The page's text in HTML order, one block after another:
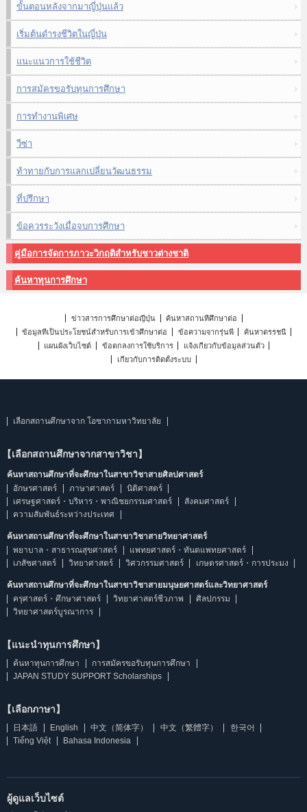
ขั้นตอนหลังจากมาญี่ปุ่นแล้ว
เริ่มต้นดำรงชีวิตในญี่ปุ่น
แนะแนวการใช้ชีวิต
การสมัครขอรับทุนการศึกษา
การทำงานพิเศษ
วีซ่า
ท้าทายกับการแลกเปลี่ยนวัฒนธรรม
ที่ปรึกษา
ข้อควรระวังเมื่อจบการศึกษา
คู่มือการจัดการภาวะวิกฤติสำหรับชาวต่างชาติ
ค้นหาทุนการศึกษา
ข่าวสารการศึกษาต่อญี่ปุ่น
ค้นหาสถานที่ศึกษาต่อ
ข้อมูลที่เป็นประโยชน์สำหรับการเข้าศึกษาต่อ
ข้อความจากรุ่นพี่
ค้นหาดรรชนี
แผนผังเว็บไซต์
ข้อตกลงการใช้บริการ
แจ้งเกี่ยวกับข้อมูลส่วนตัว
เกี่ยวกับการติดตั้งระบบ
เลือกสถานศึกษาจาก โอซากามหาวิทยาลัย
【เลือกสถานศึกษาจากสาขาวิชา】
ค้นหาสถานศึกษาที่จะศึกษาในสาขาวิชาสายศิลปศาสตร์
อักษรศาสตร์
ภาษาศาสตร์
นิติศาสตร์
เศรษฐศาสตร์・บริหาร・พาณิชยกรรมศาสตร์
สังคมศาสตร์
ความสัมพันธ์ระหว่างประเทศ
ค้นหาสถานศึกษาที่จะศึกษาในสาขาวิชาสายวิทยาศาสตร์
พยาบาล・สาธารณสุขศาสตร์
แพทยศาสตร์・ทันตแพทยศาสตร์
เภสัชศาสตร์
วิทยาศาสตร์ วิศวกรรมศาสตร์ เกษตรศาสตร์・การประมง
ค้นหาสถานศึกษาที่จะศึกษาในสาขาวิชาสายมนุษยศาสตร์และวิทยาศาสตร์
ครุศาสตร์・ศึกษาศาสตร์
วิทยาศาสตร์ชีวภาพ
ศิลปกรรม
วิทยาศาสตร์บูรณาการ
【แนะนำทุนการศึกษา】
ค้นหาทุนการศึกษา
การสมัครขอรับทุนการศึกษา
JAPAN STUDY SUPPORT Scholarships
【เลือกภาษา】
日本語 English 中文（简体字） 中文（繁體字）
한국어
Tiếng Việt
Bahasa Indonesia
ผู้ดูแลเว็บไซต์